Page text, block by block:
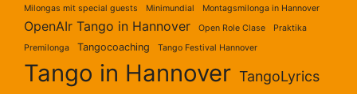
Milongas mit special guests
Minimundial Montagsmilonga in Hannover
OpenAIr Tango in Hannover Open Role Clase
Praktika
Premilonga
Tangocoaching Tango Festival Hannover
Tango in Hannover TangoLyrics